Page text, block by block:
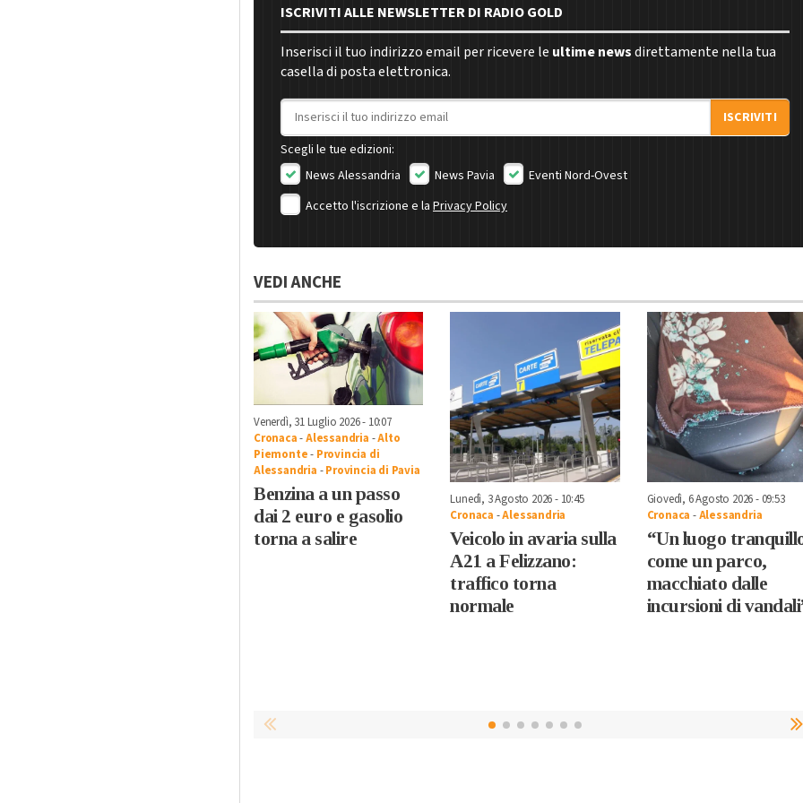
ISCRIVITI ALLE NEWSLETTER DI RADIO GOLD
Inserisci il tuo indirizzo email per ricevere le ultime newsdirettamente nella tua
casella di posta elettronica.
Indirizzo email
ISCRIVITI
Scegli le tue edizioni:
News Alessandria
News Pavia
Eventi Nord-Ovest
Accetto l'iscrizione e la Privacy Policy
VEDI ANCHE
Venerdì, 31 Luglio 2026 - 10:07
Cronaca-Alessandria -Alto
Piemonte- Provincia di
Alessandria -Provincia di Pavia
Benzina a un passo
dai 2 euro e gasolio
torna a salire
Lunedì, 3 Agosto 2026 - 10:45
Cronaca -Alessandria
Veicolo in avaria sulla
A21 a Felizzano:
traffico torna
normale
Giovedì, 6 Agosto 2026 - 09:53
Cronaca -Alessandria
“Un luogo
come un parco,
macchiato dalle
incursioni di